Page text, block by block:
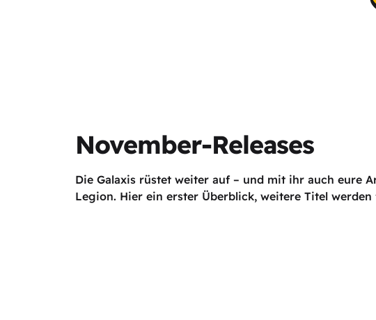
November-Releases
Die Galaxis rüstet weiter auf – und mit ihr auch eure
Legion. Hier ein erster Überblick, weitere Titel werden